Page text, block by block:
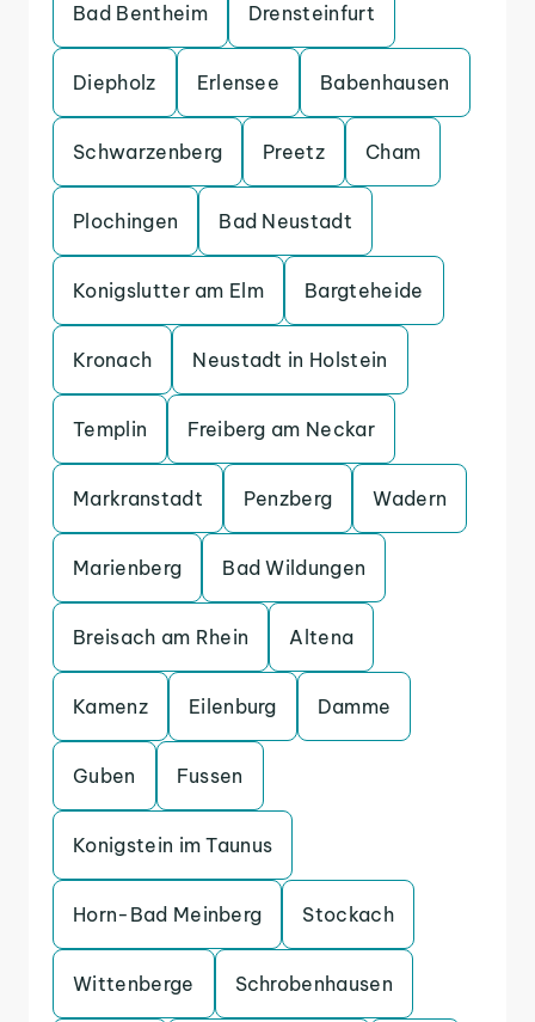
Bad Bentheim Drensteinfurt
Diepholz Erlensee Babenhausen
Schwarzenberg Preetz Cham
Plochingen Bad Neustadt
Konigslutter am Elm Bargteheide
Kronach Neustadt in Holstein
Templin Freiberg am Neckar
Markranstadt Penzberg Wadern
Marienberg Bad Wildungen
Breisach am Rhein Altena
Kamenz Eilenburg Damme
Guben Fussen
Konigstein im Taunus
Horn-Bad Meinberg Stockach
Wittenberge Schrobenhausen